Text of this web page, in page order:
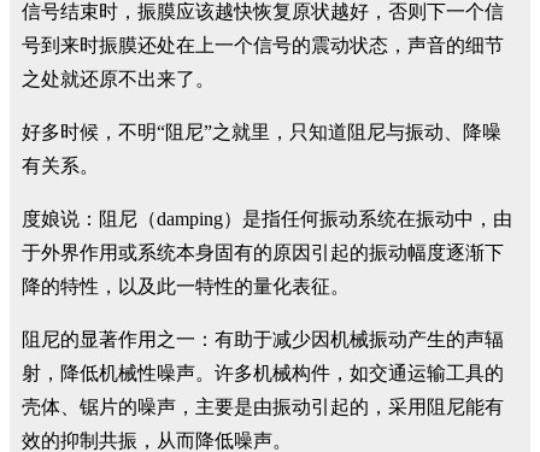
信号结束时，振膜应该越快恢复原状越好，否则下一个信
号到来时振膜还处在上一个信号的震动状态，声音的细节
之处就还原不出来了。
好多时候，不明“阻尼”之就里，只知道阻尼与振动、降噪
有关系。
度娘说：阻尼（damping）是指任何振动系统在振动中，由
于外界作用或系统本身固有的原因引起的振动幅度逐渐下
降的特性，以及此一特性的量化表征。
阻尼的显著作用之一：有助于减少因机械振动产生的声辐
射，降低机械性噪声。许多机械构件，如交通运输工具的
壳体、锯片的噪声，主要是由振动引起的，采用阻尼能有
效的抑制共振，从而降低噪声。